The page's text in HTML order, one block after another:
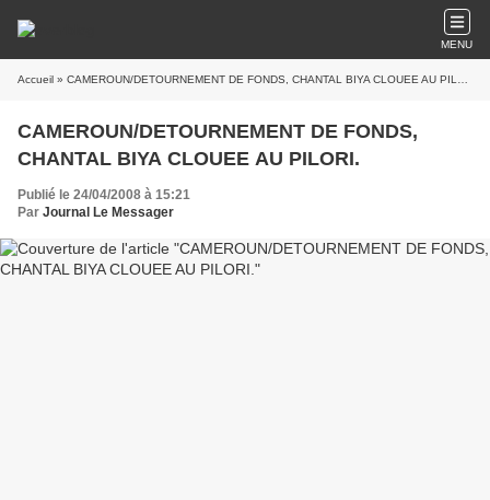
MENU
Accueil » CAMEROUN/DETOURNEMENT DE FONDS, CHANTAL BIYA CLOUEE AU PILORI.
CAMEROUN/DETOURNEMENT DE FONDS,
CHANTAL BIYA CLOUEE AU PILORI.
Publié le 24/04/2008 à 15:21
Par Journal Le Messager